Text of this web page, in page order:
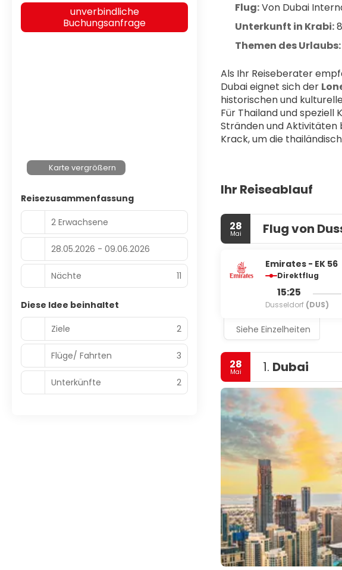
Flug: Von Dubai
Unterkunft in Krabi:
Themen des Urlaubs:
Als Ihr Reiseberater
Dubai eignet sich der
historischen und
Für Thailand und speziell
Stränden und Aktivitäten
Krack, um die
Ihr Reiseablauf
28
Mai Flug von
Emirates - EK 56
Direktflug
15:25
Dusseldorf (DUS)
Siehe Einzelheiten
28
Mai 1. Dubai
unverbindliche
Buchungsanfrage
Karte vergrößern
Reisezusammenfassung
2 Erwachsene
28.05.2026 - 09.06.2026
Nächte 11
Diese Idee beinhaltet
Ziele
2
Flüge/ Fahrten 3
Unterkünfte 2